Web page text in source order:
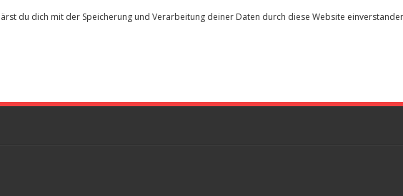
du dich mit der Speicherung und Verarbeitung deiner Daten durch diese Website